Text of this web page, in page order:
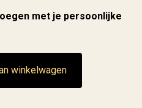
met je persoonlijke
winkelwagen